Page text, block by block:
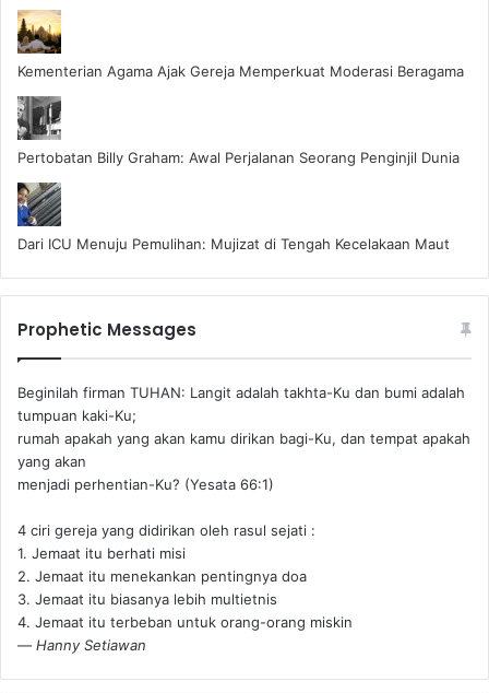
Kementerian Agama Ajak Gereja Memperkuat Moderasi Beragama
Pertobatan Billy Graham: Awal Perjalanan Seorang Penginjil Dunia
Dari ICU Menuju Pemulihan: Mujizat di Tengah Kecelakaan Maut
Prophetic Messages
Beginilah firman TUHAN: Langit adalah takhta-Ku dan bumi adalah
tumpuan kaki-Ku;
rumah apakah yang akan kamu dirikan bagi-Ku, dan tempat apakah
yang akan
menjadi perhentian-Ku? (Yesata 66:1) ‪
4 ciri gereja yang didirikan oleh rasul sejati :
1. Jemaat itu berhati misi
2. Jemaat itu menekankan pentingnya doa
3. Jemaat itu biasanya lebih multietnis
4. Jemaat itu terbeban untuk orang-orang miskin
— Hanny Setiawan